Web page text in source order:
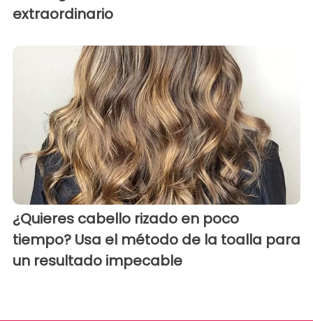
extraordinario
¿Quieres cabello rizado en poco
tiempo? Usa el método de la toalla para
un resultado impecable